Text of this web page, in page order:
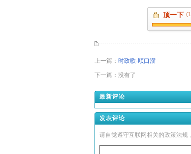
顶一下
上一篇： 时政歌-顺口溜
下一篇：没有了
最新评论
发表评论
请自觉遵守互联网相关的政策法规